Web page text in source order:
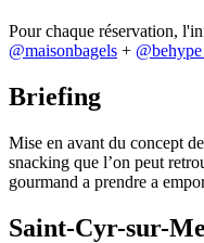
Pour chaque réservation,
@maisonbagels +
Briefing
Mise en avant du concept
snacking que l’on peut
gourmand a prendre a
Saint-Cyr-sur-